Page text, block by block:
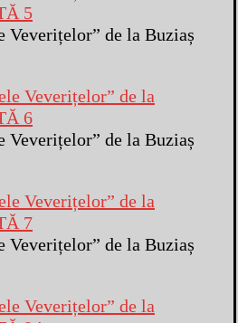
Veverițelor” de la Buziaș
Veverițelor” de la Buziaș
Veverițelor” de la Buziaș